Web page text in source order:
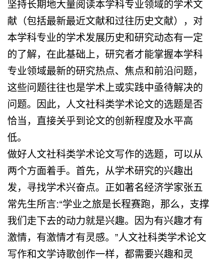
坚持长期地大量阅读本学科专业领域的学术文
献（包括最新最近文献和过往历史文献），对
本学科专业的学术发展历史和研究动态有一定
的了解，在此基础上，研究者才能掌握本学科
专业领域最新的研究热点、焦点和前沿问题，
这些问题往往也是学术上或实践中亟待解决的
问题。因此，人文社科类学术论文的选题是否
恰当，直接关乎到论文的创新程度及水平高
低。
做好人文社科类学术论文写作的选题，可以从
两个方面着手。首先，从学术研究的兴趣出
发，寻找学术兴奋点。正如著名经济学家张五
常先生所言:“学业之旅是长程赛跑，那么，支撑
我们走下去的动力就是兴趣。因为有兴趣才有
激情，有激情才有灵感。”人文社科类学术论文
写作和文学诗歌创作一样，都需要兴趣和灵